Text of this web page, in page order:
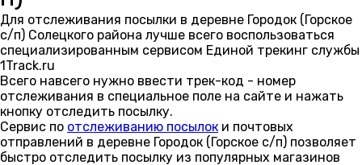
Для отслеживания посылки в деревне Городок (Горское
с/п) Солецкого района лучше всего воспользоваться
специализированным сервисом Единой трекинг службы
1Track.ru
Всего навсего нужно ввести трек-код - номер
отслеживания в специальное поле на сайте и нажать
кнопку отследить посылку.
Сервис по отслеживанию посылок и почтовых
отправлений в деревне Городок (Горское с/п) позволяет
быстро отследить посылку из популярных магазинов